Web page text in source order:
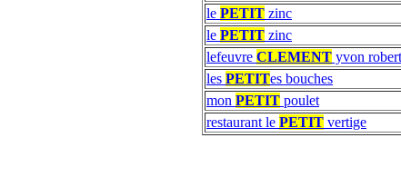
le PETIT zinc
le PETIT zinc
lefeuvre CLEMENT yvon
les PETITes bouches
mon PETIT poulet
restaurant le PETIT vertige